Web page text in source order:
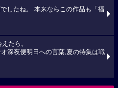
したね。 本来ならこの作品も「福
たら。
オ深夜便明日への言葉,夏の特集は戦